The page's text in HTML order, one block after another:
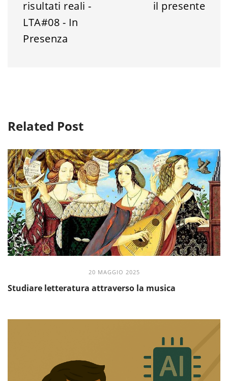
risultati reali -
LTA#08 - In
Presenza
il presente
Related Post
20 MAGGIO 2025
Studiare letteratura attraverso la musica